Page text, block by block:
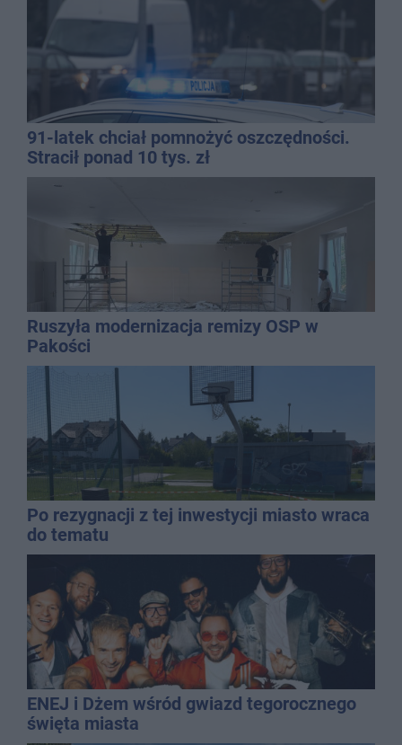
91-latek chciał pomnożyć oszczędności.
Stracił ponad 10 tys. zł
Ruszyła modernizacja remizy OSP w
Pakości
Po rezygnacji z tej inwestycji miasto wraca
do tematu
ENEJ i Dżem wśród gwiazd tegorocznego
święta miasta